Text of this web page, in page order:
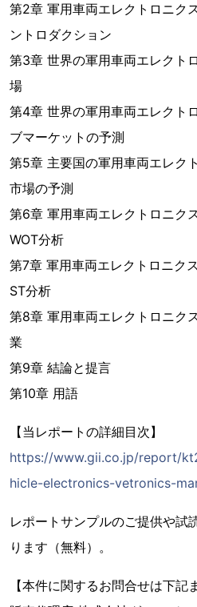
第2章 軍用車両エレクトロニク
ントロダクション
第3章 世界の軍用車両エレクト
場
第4章 世界の軍用車両エレクト
ブマーケットの予測
第5章 主要国の軍用車両エレク
市場の予測
第6章 軍用車両エレクトロニク
WOT分析
第7章 軍用車両エレクトロニク
ST分析
第8章 軍用車両エレクトロニク
業
第9章 結論と提言
第10章 用語
【当レポートの詳細目次】
https://www.gii.co.jp/report/
hicle-electronics-vetronics-
レポートサンプルのご提供や試
ります（無料）。
【本件に関するお問合せは下記